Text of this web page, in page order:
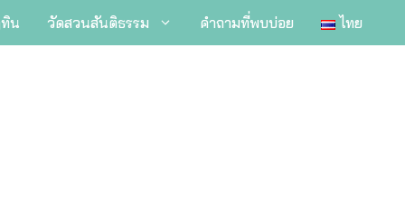
น วัดสวนสันติธรรม คำถามที่พบบ่อย ไทย